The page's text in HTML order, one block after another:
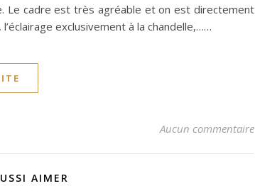
Le cadre est très agréable et on est directement
exclusivement à la chandelle,……
Aucun commentaire
AIMER